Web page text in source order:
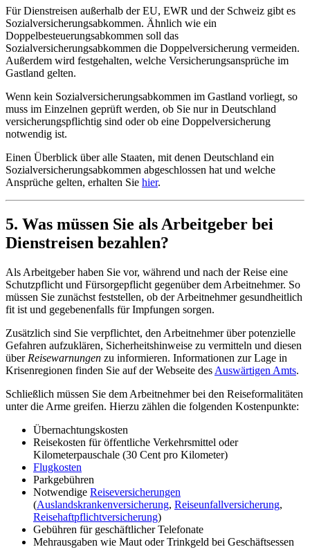
Für Dienstreisen außerhalb der EU, EWR und der Schweiz gibt es
Sozialversicherungsabkommen. Ähnlich wie ein
Doppelbesteuerungsabkommen soll das
Sozialversicherungsabkommen die Doppelversicherung vermeiden.
Außerdem wird festgehalten, welche Versicherungsansprüche im
Gastland gelten.
Wenn kein Sozialversicherungsabkommen im Gastland vorliegt, so
muss im Einzelnen geprüft werden, ob Sie nur in Deutschland
versicherungspflichtig sind oder ob eine Doppelversicherung
notwendig ist.
Einen Überblick über alle Staaten, mit denen Deutschland ein
Sozialversicherungsabkommen abgeschlossen hat und welche
Ansprüche gelten, erhalten Sie hier.
5. Was müssen Sie als Arbeitgeber bei
Dienstreisen bezahlen?
Als Arbeitgeber haben Sie vor, während und nach der Reise eine
Schutzpflicht und Fürsorgepflicht gegenüber dem Arbeitnehmer. So
müssen Sie zunächst feststellen, ob der Arbeitnehmer gesundheitlich
fit ist und gegebenenfalls für Impfungen sorgen.
Zusätzlich sind Sie verpflichtet, den Arbeitnehmer über potenzielle
Gefahren aufzuklären, Sicherheitshinweise zu vermitteln und diesen
über Reisewarnungen zu informieren. Informationen zur Lage in
Krisenregionen finden Sie auf der Webseite des Auswärtigen Amts.
Schließlich müssen Sie dem Arbeitnehmer bei den Reiseformalitäten
unter die Arme greifen. Hierzu zählen die folgenden Kostenpunkte:
Übernachtungskosten
Reisekosten für öffentliche Verkehrsmittel oder
Kilometerpauschale (30 Cent pro Kilometer)
Flugkosten
Parkgebühren
Notwendige Reiseversicherungen
(Auslandskrankenversicherung, Reiseunfallversicherung,
Reisehaftpflichtversicherung)
Gebühren für geschäftlicher Telefonate
Mehrausgaben wie Maut oder Trinkgeld bei Geschäftsessen